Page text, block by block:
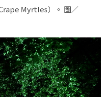
Myrtles）。 圖／